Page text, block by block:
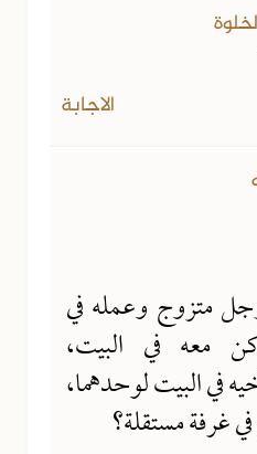
الاجابة
متزوج وعمله في
معه في البيت،
في البيت لوحدهما،
غرفة مستقلة؟